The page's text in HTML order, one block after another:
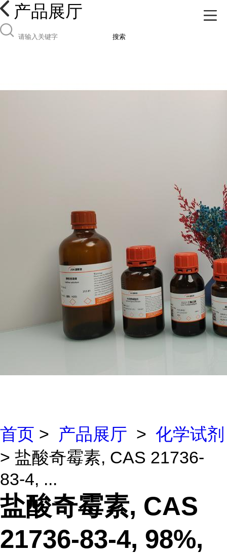
产品展厅
搜索
首页 > 产品展厅 > 化学试剂
> 盐酸奇霉素, CAS 21736-
83-4, ...
盐酸奇霉素, CAS
21736-83-4, 98%,